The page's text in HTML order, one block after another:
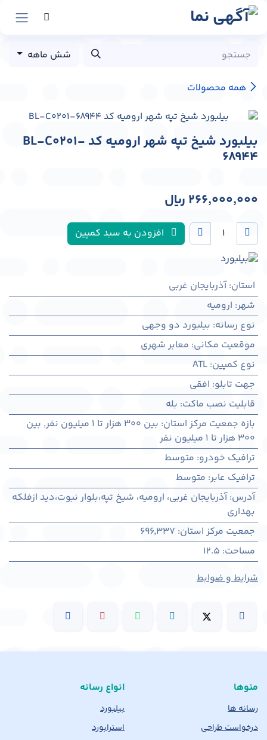
پرش به محتوا
همه محصولات
شش ماهه
بیلبورد شیخ تپه شهر ارومیه کد BL-C0201-
68944
266,000,000 ﷼
افزودن به سبد کمپین
استان:آذربایجان غربی
شهر: اروميه
نوع رسانه: بیلبورد دو وجهی
موقعیت مکانی: معابر شهری
نوع کمپین:
ATL
جهت تابلو: افقی
قابلیت نصب ماکت: بله
بازه جمعیت مرکز استان: بین ۳۰۰ هزار تا ۱ میلیون نفر , بین
۳۰۰ هزار تا ۱ میلیون نفر
ترافیک خودرو: متوسط
ترافیک عابر: متوسط
آدرس:آذربايجان غربی، اروميه، شیخ تپه،بلوار نبوت،دید ازفلکه
بهداری
جمعیت مرکز استان:
696,337
مساحت:
12.5
شرایط و ضوابط
منوها
رسانه ها
درخواست طراحی
انواع رسانه
بیلبورد
استرابورد